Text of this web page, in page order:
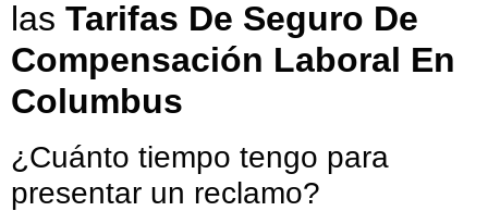
las Tarifas De Seguro De
Compensación Laboral En
Columbus
¿Cuánto tiempo tengo para
presentar un reclamo?